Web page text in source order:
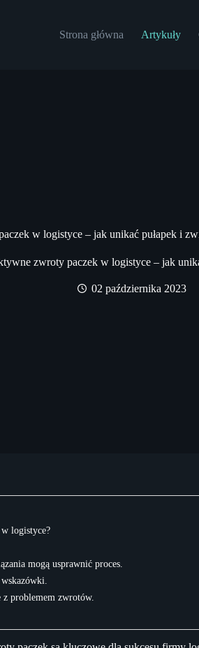
Strona główna Artykuły
w logistyce – jak unikać pułapek i
zwroty paczek w logistyce – jak
02 października 2023
logistyce?
mogą usprawnić proces.
problemem zwrotów.